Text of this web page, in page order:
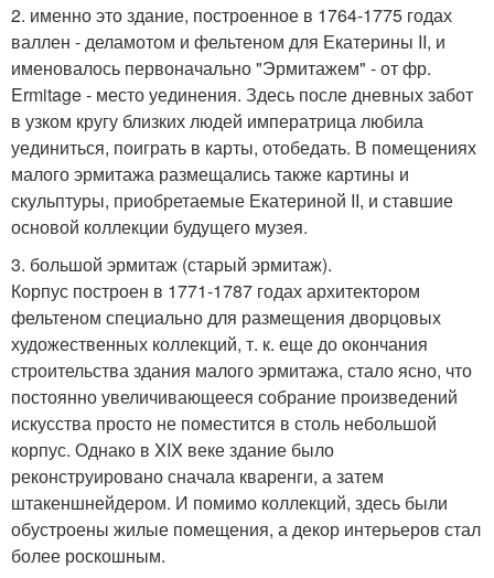
2. именно это здание, построенное в 1764-1775 годах
валлен - деламотом и фельтеном для Екатерины II, и
именовалось первоначально "Эрмитажем" - от фр.
Ermitage - место уединения. Здесь после дневных забот
в узком кругу близких людей императрица любила
уединиться, поиграть в карты, отобедать. В помещениях
малого эрмитажа размещались также картины и
скульптуры, приобретаемые Екатериной II, и ставшие
основой коллекции будущего музея.
3. большой эрмитаж (старый эрмитаж).
Корпус построен в 1771-1787 годах архитектором
фельтеном специально для размещения дворцовых
художественных коллекций, т. к. еще до окончания
строительства здания малого эрмитажа, стало ясно, что
постоянно увеличивающееся собрание произведений
искусства просто не поместится в столь небольшой
корпус. Однако в XIX веке здание было
реконструировано сначала кваренги, а затем
штакеншнейдером. И помимо коллекций, здесь были
обустроены жилые помещения, а декор интерьеров стал
более роскошным.